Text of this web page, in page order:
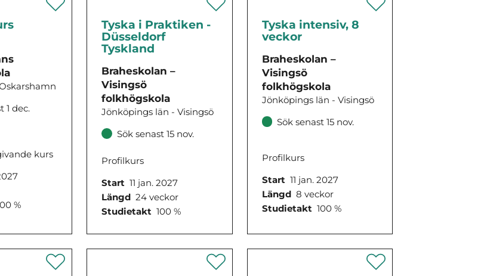
1 dec.
kurs
%
Tyska i Praktiken -
Düsseldorf
Tyskland
Braheskolan –
Visingsö
folkhögskola
Jönköpings län - Visingsö
Sök senast 15 nov.
Profilkurs
Start 11 jan. 2027
Längd 24 veckor
Studietakt 100 %
Tyska intensiv, 8
veckor
Braheskolan –
Visingsö
folkhögskola
Jönköpings län - Visingsö
Sök senast 15 nov.
Profilkurs
Start 11 jan. 2027
Längd 8 veckor
Studietakt 100 %